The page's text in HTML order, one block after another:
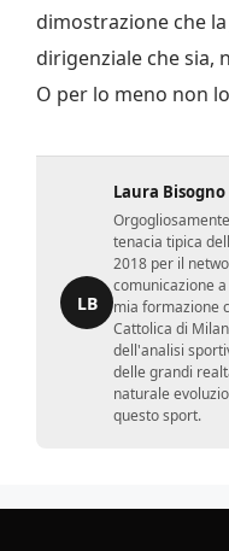
dimostrazione che
dirigenziale che sia,
O per lo meno non
LB
Laura Bisogno
tenacia tipica
2018 per il
comunicazione
mia formazione
Cattolica di
dell'analisi
delle grandi
naturale
questo sport.